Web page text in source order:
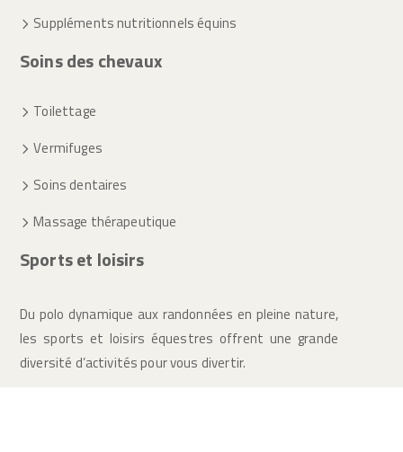
Suppléments nutritionnels équins
Soins des chevaux
Toilettage
Vermifuges
Soins dentaires
Massage thérapeutique
Sports et loisirs
Du polo dynamique aux randonnées en pleine nature,
les sports et loisirs équestres offrent une grande
diversité d’activités pour vous divertir.